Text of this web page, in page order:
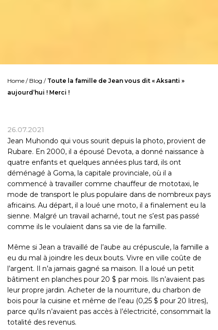
Home / Blog / Toute la famille de Jean vous dit « Aksanti »
aujourd’hui ! Merci !
26.07.2021
Jean Muhondo qui vous sourit depuis la photo, provient de
Rubare. En 2000, il a épousé Devota, a donné naissance à
quatre enfants et quelques années plus tard, ils ont
déménagé à Goma, la capitale provinciale, où il a
commencé à travailler comme chauffeur de mototaxi, le
mode de transport le plus populaire dans de nombreux pays
africains. Au départ, il a loué une moto, il a finalement eu la
sienne. Malgré un travail acharné, tout ne s’est pas passé
comme ils le voulaient dans sa vie de la famille.
Même si Jean a travaillé de l’aube au crépuscule, la famille a
eu du mal à joindre les deux bouts. Vivre en ville coûte de
l’argent. Il n’a jamais gagné sa maison. Il a loué un petit
bâtiment en planches pour 20 $ par mois. Ils n’avaient pas
leur propre jardin. Acheter de la nourriture, du charbon de
bois pour la cuisine et même de l’eau (0,25 $ pour 20 litres),
parce qu’ils n’avaient pas accès à l’électricité, consommait la
totalité des revenus.